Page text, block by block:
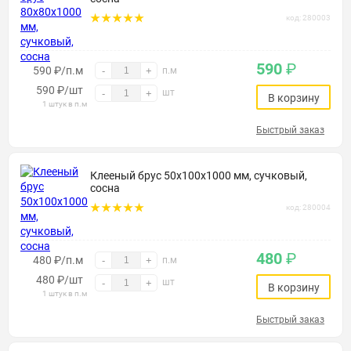
код: 280003
590 ₽/п.м - + п.м
590 ₽/шт
1 штук в п.м
- + шт
590 ₽
В корзину
Быстрый заказ
Клееный брус 50х100х1000 мм, сучковый,
сосна
код: 280004
480 ₽/п.м - + п.м
480 ₽/шт
1 штук в п.м
- + шт
480 ₽
В корзину
Быстрый заказ